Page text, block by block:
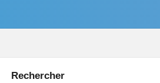
Rechercher